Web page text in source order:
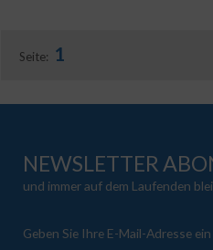
Seite: 1
NEWSLETTER
und immer auf dem Laufenden